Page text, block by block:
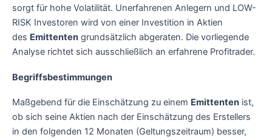
sorgt für hohe Volatilität. Unerfahrenen Anlegern und LOW-
RISK Investoren wird von einer Investition in Aktien
des Emittenten grundsätzlich abgeraten. Die vorliegende
Analyse richtet sich ausschließlich an erfahrene Profitrader.
Begriffsbestimmungen
Maßgebend für die Einschätzung zu einem Emittenten ist,
ob sich seine Aktien nach der Einschätzung des Erstellers
in den folgenden 12 Monaten (Geltungszeitraum) besser,